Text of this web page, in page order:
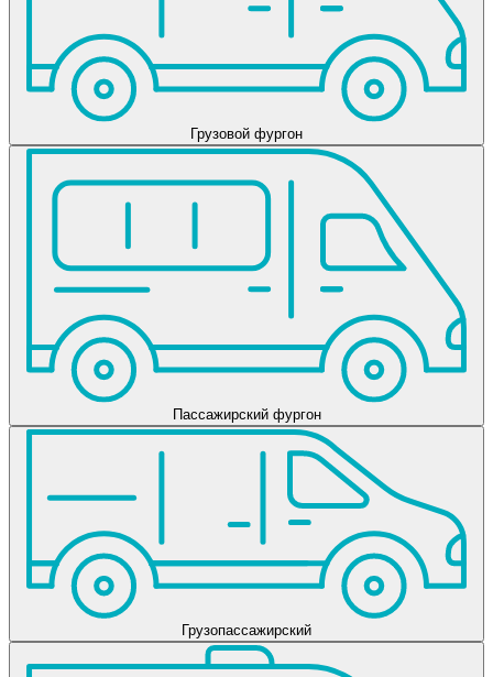
Грузовой фургон
Пассажирский фургон
Грузопассажирский